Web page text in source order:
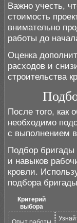
Важно учесть,
стоимость
внимательно
работы до
Оценка
расходов и
строительства
После того, как
необходимо
с выполнением
Подбор бригады
и навыков
кровли.
подбора
Критерий
выбора